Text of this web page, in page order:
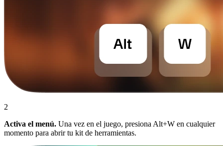
2
Activa el menú. Una vez en el juego, presiona Alt+W en cualquier
momento para abrir tu kit de herramientas.